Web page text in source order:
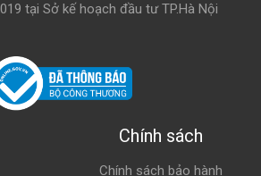
tại Sở kế hoạch đầu tư TP.Hà Nội
Chính sách
Chính sách bảo hành